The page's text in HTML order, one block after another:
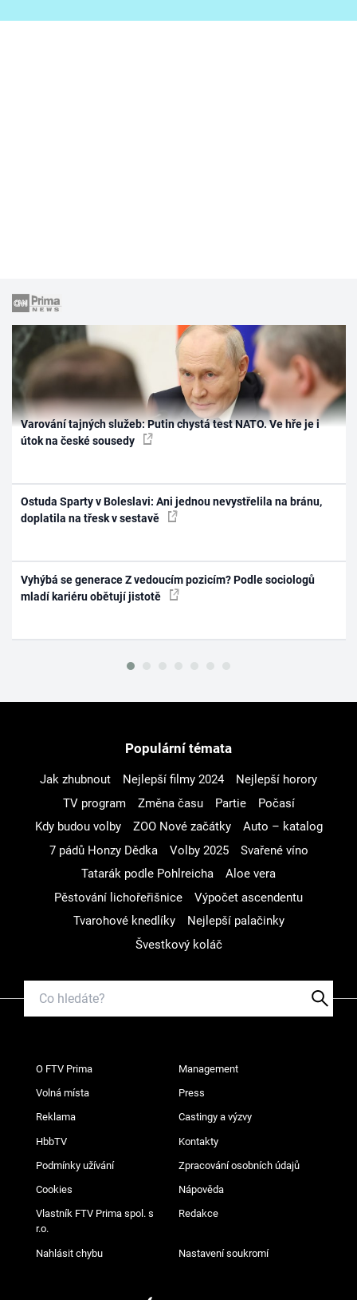
Varování tajných služeb: Putin chystá test NATO. Ve hře je i
útok na české sousedy
Ostuda Sparty v Boleslavi: Ani jednou nevystřelila na bránu,
doplatila na třesk v sestavě
Vyhýbá se generace Z vedoucím pozicím? Podle sociologů
mladí kariéru obětují jistotě
Populární témata
Jak zhubnout Nejlepší filmy 2024
Nejlepší horory
TV program
Změna času Partie
Počasí
Kdy budou volby
ZOO Nové začátky
Auto – katalog
7 pádů Honzy Dědka
Volby 2025
Svařené víno
Tatarák podle Pohlreicha
Aloe vera
Pěstování lichořeřišnice
Výpočet ascendentu
Tvarohové knedlíky
Nejlepší palačinky
Švestkový koláč
O FTV Prima Management
Volná místa Press
Reklama Castingy a výzvy
HbbTV Kontakty
Podmínky užívání Zpracování osobních údajů
Cookies Nápověda
Vlastník FTV Prima spol. s
r.o.
Redakce
Nahlásit chybu Nastavení soukromí